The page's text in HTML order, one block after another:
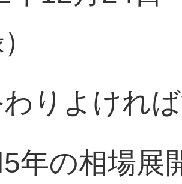
わりよけれ
年の相場展